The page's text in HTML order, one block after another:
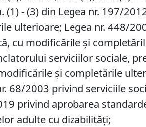
(1) - (3) din Legea nr. 197/
ulterioare; Legea nr. 448/
cu modificările şi
serviciilor sociale,
și completările
68/2003 privind serviciile
privind aprobarea
adulte cu dizabilităţi;